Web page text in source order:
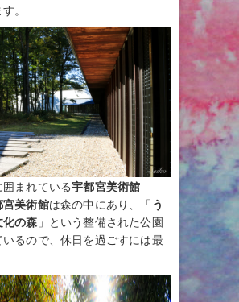
。
囲まれている宇都宮美術館
宮美術館は森の中にあり、「 う
化の森 」という整備された公園
いるので、休日を過ごすには最